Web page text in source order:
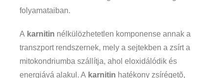
folyamataiban.
A karnitin nélkülözhetetlen komponense annak a
transzport rendszernek, mely a sejtekben a zsírt a
mitokondriumba szállítja, ahol eloxidálódik és
energiává alakul. A karnitin hatékony zsírégetõ,